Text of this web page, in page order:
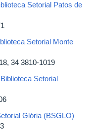
Setorial Patos de
Setorial Monte
34 3810-1019
Setorial
Glória (BSGLO)